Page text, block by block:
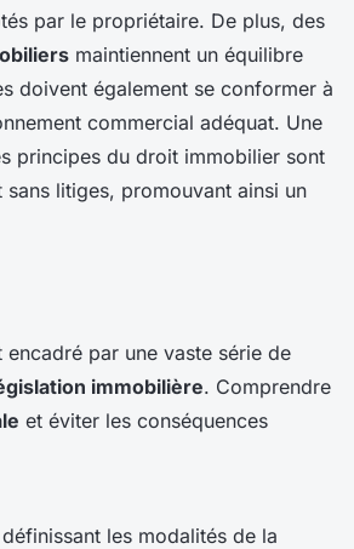
par le propriétaire. De plus, des
maintiennent un équilibre
doivent également se conformer à
commercial adéquat. Une
principes du droit immobilier sont
litiges, promouvant ainsi un
encadré par une vaste série de
immobilière. Comprendre
et éviter les conséquences
les modalités de la